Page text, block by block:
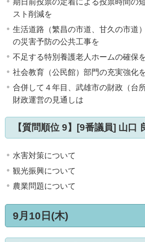
スト削減を
生活道路（繁昌の市道、甘久の市道
の災害予防の公共工事を
不足する特別養護老人ホームの確保
社会教育（公民館）部門の充実強化
合併して４年目、武雄市の財政（台
財政運営の見通しは
【質問順位 9】[9番議員] 山口
水害対策について
観光振興について
農業問題について
9月10日(木)